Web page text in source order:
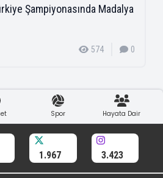
Şampiyonasında Madalya
574 0
Spor Hayata Dair
1.967 3.423